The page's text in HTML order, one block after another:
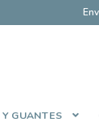
GUANTES